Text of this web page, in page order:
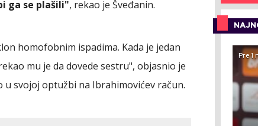
ga se plašili", rekao je Šveđanin.
homofobnim ispadima. Kada je jedan
mu je da dovede sestru", objasnio je
u svojoj optužbi na Ibrahimovićev račun.
Pre 1